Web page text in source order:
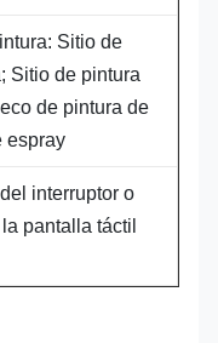
Sitio de
Sitio de pintura
de pintura de
espray
interruptor o
pantalla táctil